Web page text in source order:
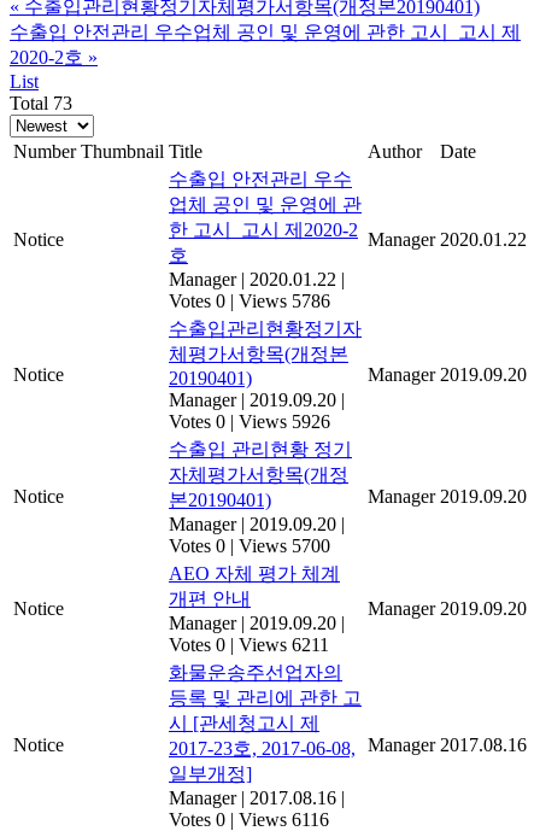
« 수출입관리현황정기자체평가서항목(개정본20190401)
수출입 안전관리 우수업체 공인 및 운영에 관한 고시_고시 제
2020-2호 »
List
Total 73
Number Thumbnail Title Author Date
Notice
수출입 안전관리 우수
업체 공인 및 운영에 관
한 고시_고시 제2020-2
호
Manager | 2020.01.22 |
Votes 0 | Views 5786
Manager 2020.01.22
Notice
수출입관리현황정기자
체평가서항목(개정본
20190401)
Manager | 2019.09.20 |
Votes 0 | Views 5926
Manager 2019.09.20
Notice
수출입 관리현황 정기
자체평가서항목(개정
본20190401)
Manager | 2019.09.20 |
Votes 0 | Views 5700
Manager 2019.09.20
Notice
AEO 자체 평가 체계
개편 안내
Manager | 2019.09.20 |
Votes 0 | Views 6211
Manager 2019.09.20
Notice
화물운송주선업자의
등록 및 관리에 관한 고
시 [관세청고시 제
2017-23호, 2017-06-08,
일부개정]
Manager | 2017.08.16 |
Votes 0 | Views 6116
Manager 2017.08.16